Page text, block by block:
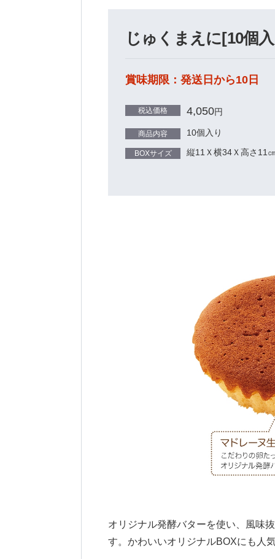
じゅくまえに[10個
賞味期限：発送日から10日
税込価格 4,050円
商品内容 10個入り
BOXサイズ 縦11Ｘ横34Ｘ高さ11
オリジナル発酵バターを使い、風味
す。かわいいオリジナルBOXにも人